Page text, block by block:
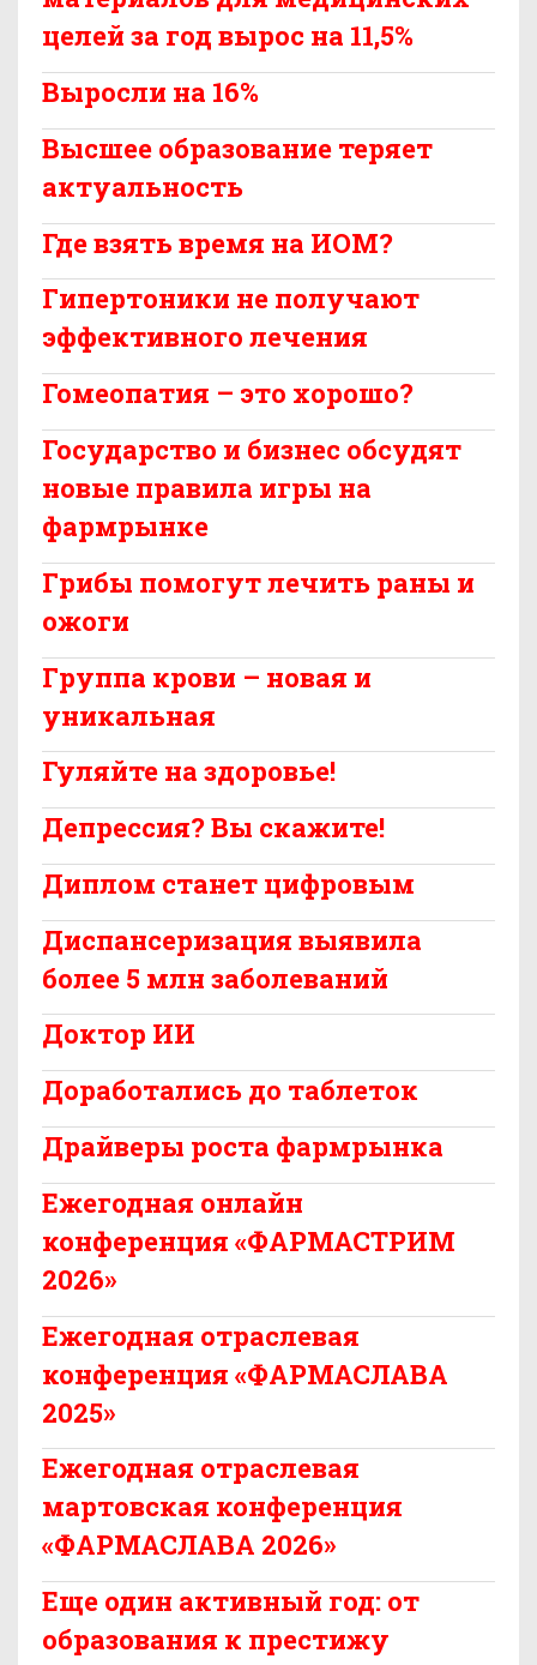
целей за год вырос на 11,5%
Выросли на 16%
Высшее образование теряет
актуальность
Где взять время на ИОМ?
Гипертоники не получают
эффективного лечения
Гомеопатия – это хорошо?
Государство и бизнес обсудят
новые правила игры на
фармрынке
Грибы помогут лечить раны и
ожоги
Группа крови – новая и
уникальная
Гуляйте на здоровье!
Депрессия? Вы скажите!
Диплом станет цифровым
Диспансеризация выявила
более 5 млн заболеваний
Доктор ИИ
Доработались до таблеток
Драйверы роста фармрынка
Ежегодная онлайн
конференция «ФАРМАСТРИМ
2026»
Ежегодная отраслевая
конференция «ФАРМАСЛАВА
2025»
Ежегодная отраслевая
мартовская конференция
«ФАРМАСЛАВА 2026»
Еще один активный год: от
образования к престижу